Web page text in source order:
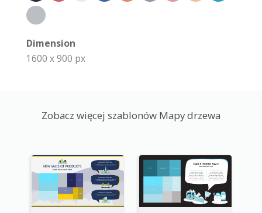
Dimension
1600 x 900 px
Zobacz więcej szablonów Mapy drzewa